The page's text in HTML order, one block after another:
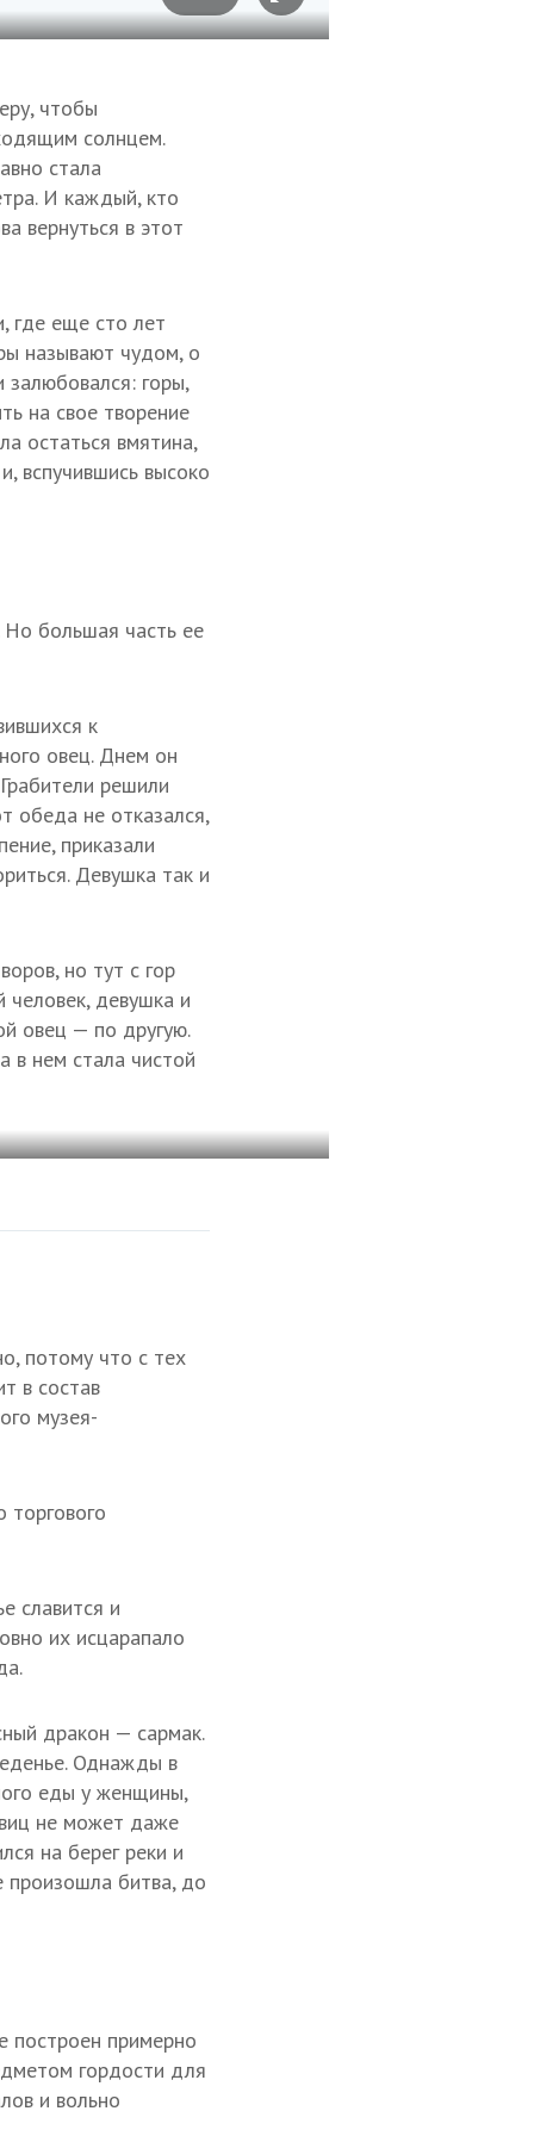
чтобы
солнцем.
стала
И каждый, кто
вернуться в этот
где еще сто лет
называют чудом, о
залюбовался: горы,
на свое творение
остаться вмятина,
вспучившись высоко
Но большая часть ее
к
овец. Днем он
решили
обеда не отказался,
приказали
Девушка так и
но тут с гор
девушка и
овец — по другую.
в нем стала чистой
потому что с тех
в состав
музея-
торгового
славится и
их исцарапало
дракон — сармак.
Однажды в
еды у женщины,
не может даже
на берег реки и
произошла битва, до
построен примерно
гордости для
и вольно